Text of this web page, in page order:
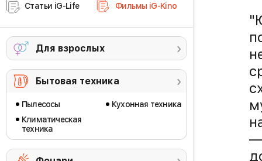
Статьи iG-Life Фильмы iG-Kino
Для взрослых
Бытовая техника
Пылесосы
Климатическая
техника
Кухонная техника
—